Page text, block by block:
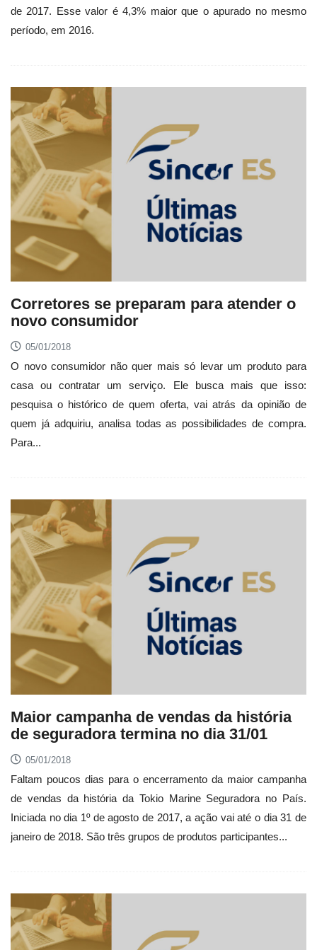
de 2017. Esse valor é 4,3% maior que o apurado no mesmo
período, em 2016.
Corretores se preparam para atender o
novo consumidor
05/01/2018
O novo consumidor não quer mais só levar um produto para
casa ou contratar um serviço. Ele busca mais que isso:
pesquisa o histórico de quem oferta, vai atrás da opinião de
quem já adquiriu, analisa todas as possibilidades de compra.
Para...
Maior campanha de vendas da história
de seguradora termina no dia 31/01
05/01/2018
Faltam poucos dias para o encerramento da maior campanha
de vendas da história da Tokio Marine Seguradora no País.
Iniciada no dia 1º de agosto de 2017, a ação vai até o dia 31 de
janeiro de 2018. São três grupos de produtos participantes...